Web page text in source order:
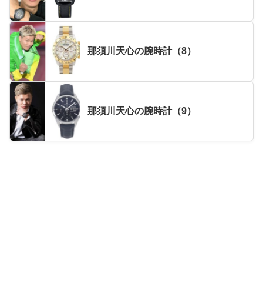
那須川天心の腕時計（8）
那須川天心の腕時計（9）